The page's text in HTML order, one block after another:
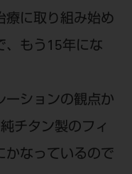
療に取り組み始め
、もう15年にな
ーションの観点か
チタン製のフィ
かなっているので
ついて